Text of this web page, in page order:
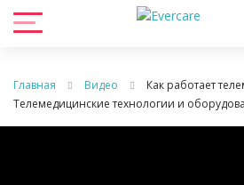
Главная Видео
Как работает
Телемедицинские технологии и